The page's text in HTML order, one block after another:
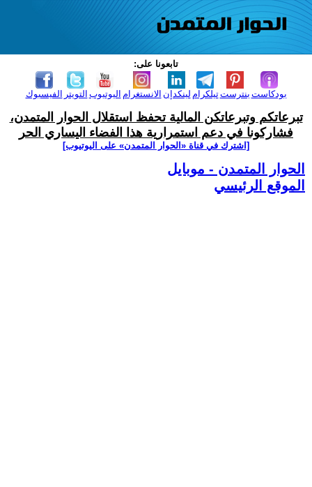
تابعونا على:
الفيسبوك التويتر اليوتيوب الانستغرام لينكدإن تيلكرامبنترست بودكاست
تبرعاتكم وتبرعاتكن المالية تحفظ استقلال الحوار المتمدن،
فشاركونا في دعم استمرارية هذا الفضاء اليساري الحر
[اشترك في قناة ‫«الحوار المتمدن» على اليوتيوب]
الحوار المتمدن - موبايل
الموقع الرئيسي